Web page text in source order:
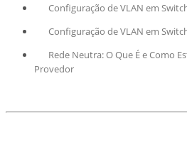
Configuração de VLAN em
Configuração de VLAN em
Rede Neutra: O Que É e Como
Provedor